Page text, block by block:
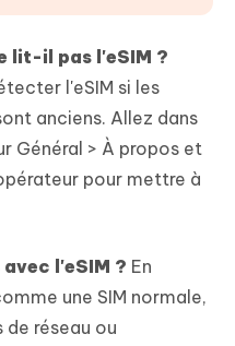
lit-il pas l'eSIM ?
l'eSIM si les
anciens. Allez dans
Général > À propos et
pour mettre à
l'eSIM ? En
une SIM normale,
réseau ou